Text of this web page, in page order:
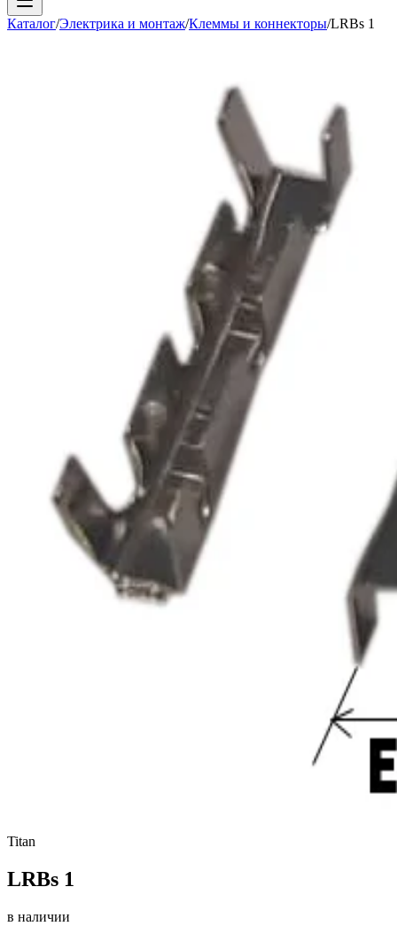
Каталог/Электрика и монтаж/Клеммы и коннекторы/LRBs 1
Titan
LRBs 1
в наличии